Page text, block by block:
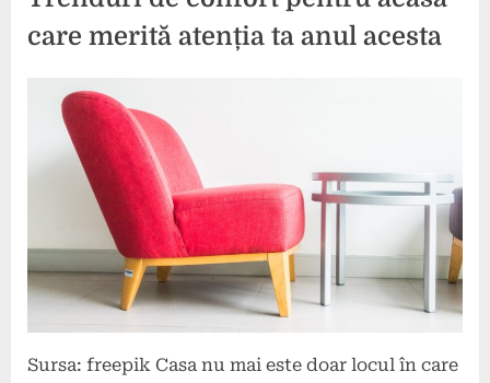
construiește
și
pregătește
care merită atenția ta anul acesta
Posted
comunicat
Sursa: freepik Casa nu mai este doar locul în care